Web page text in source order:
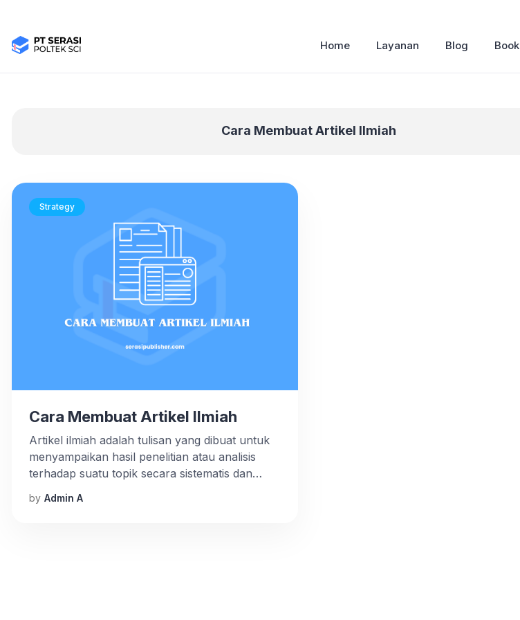
Home Layanan Blog Book
Cara Membuat Artikel Ilmiah
Strategy
Cara Membuat Artikel Ilmiah
Artikel ilmiah adalah tulisan yang dibuat untuk
menyampaikan hasil penelitian atau analisis
terhadap suatu topik secara sistematis dan
objektif. Membuat artikel ilmiah memang
memerlukan keterampilan khusus, tetapi
by Admin A